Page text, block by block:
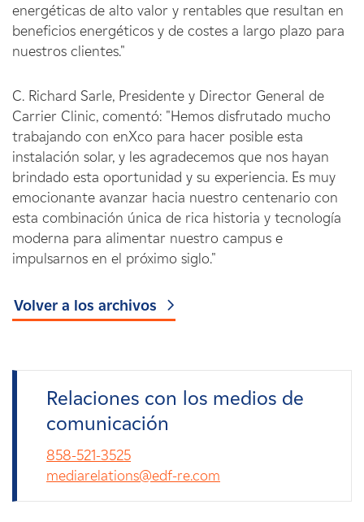
energéticas de alto valor y rentables que resultan en
beneficios energéticos y de costes a largo plazo para
nuestros clientes."
C. Richard Sarle, Presidente y Director General de
Carrier Clinic, comentó: "Hemos disfrutado mucho
trabajando con enXco para hacer posible esta
instalación solar, y les agradecemos que nos hayan
brindado esta oportunidad y su experiencia. Es muy
emocionante avanzar hacia nuestro centenario con
esta combinación única de rica historia y tecnología
moderna para alimentar nuestro campus e
impulsarnos en el próximo siglo."
Volver a los archivos
Relaciones con los medios de
comunicación
858-521-3525
mediarelations@edf-re.com